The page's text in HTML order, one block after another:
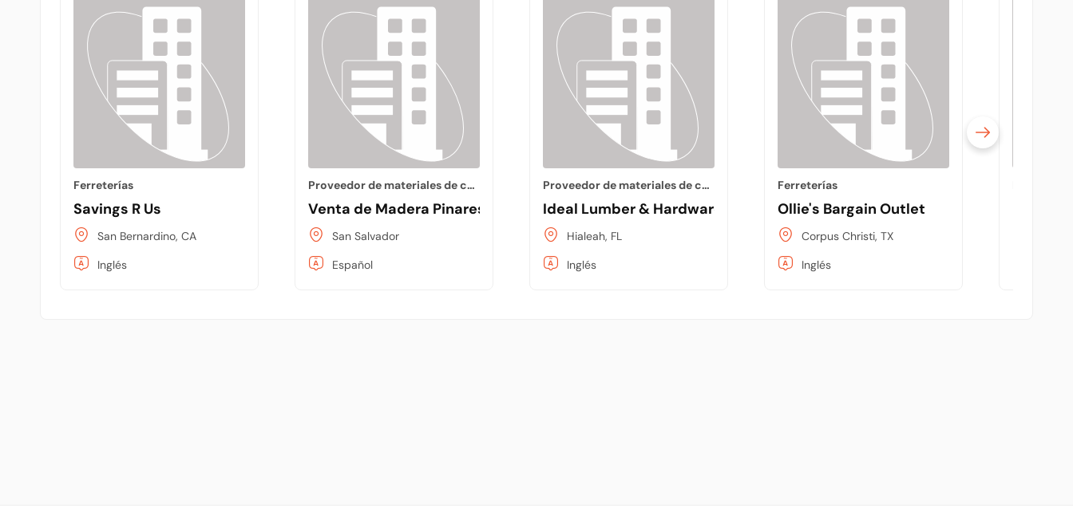
Ferreterías
Savings R Us
San Bernardino, CA
Inglés
Proveedor de materiales de construcción
Venta de Madera Pinares del Río
San Salvador
Español
Proveedor de materiales de construcción
Ideal Lumber & Hardware
Hialeah, FL
Inglés
Ferreterías
Ollie's Bargain Outlet
Corpus Christi, TX
Inglés